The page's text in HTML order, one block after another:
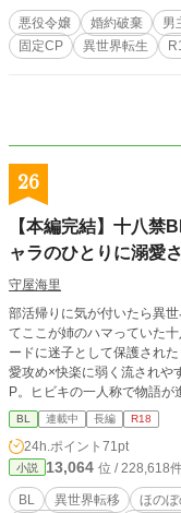
悪役令嬢 婚約破棄 男
固定CP
異世界転生
26
【本編完結】十八禁
ャラのひとりに溺愛
守屋海里
部活帰りに気が付いたら異
てここが姉のハマっていた
ードに迷子として保護され
愛攻め×快楽に弱く流されや
P。ヒビキの一人称で物語が進んでいきます。 同
築。話の流れは相当ゆっく
っています。が、基本的に同じです。 ※ムーンライトノベル
います。先行はそちらです。
BL 連載中 長編 R18
24h.ポイント 71pt
小説 13,064 位 / 228,618
BL 異世界転移 ほの